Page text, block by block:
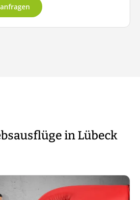
in Lübeck